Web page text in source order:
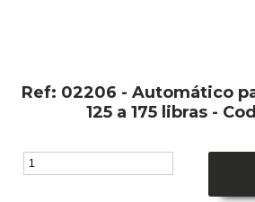
Ref: 02206 - Automático
125 a 175 libras -